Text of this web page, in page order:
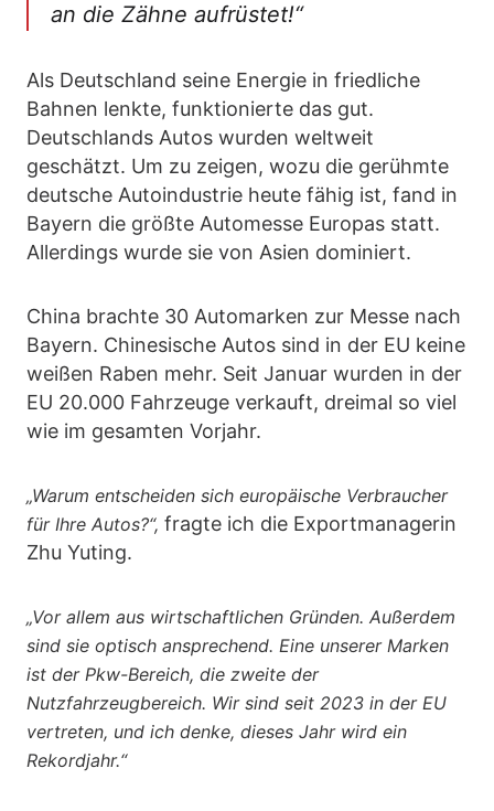
an die Zähne aufrüstet!“
Als Deutschland seine Energie in friedliche
Bahnen lenkte, funktionierte das gut.
Deutschlands Autos wurden weltweit
geschätzt. Um zu zeigen, wozu die gerühmte
deutsche Autoindustrie heute fähig ist, fand in
Bayern die größte Automesse Europas statt.
Allerdings wurde sie von Asien dominiert.
China brachte 30 Automarken zur Messe nach
Bayern. Chinesische Autos sind in der EU keine
weißen Raben mehr. Seit Januar wurden in der
EU 20.000 Fahrzeuge verkauft, dreimal so viel
wie im gesamten Vorjahr.
„Warum entscheiden sich europäische Verbraucher
für Ihre Autos?“, fragte ich die Exportmanagerin
Zhu Yuting.
„Vor allem aus wirtschaftlichen Gründen. Außerdem
sind sie optisch ansprechend. Eine unserer Marken
ist der Pkw-Bereich, die zweite der
Nutzfahrzeugbereich. Wir sind seit 2023 in der EU
vertreten, und ich denke, dieses Jahr wird ein
Rekordjahr.“